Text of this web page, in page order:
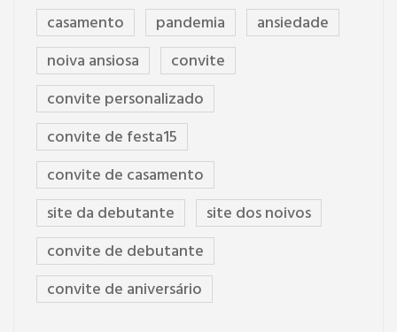
casamento
pandemia
ansiedade
noiva ansiosa
convite
convite personalizado
convite de festa15
convite de casamento
site da debutante
site dos noivos
convite de debutante
convite de aniversário